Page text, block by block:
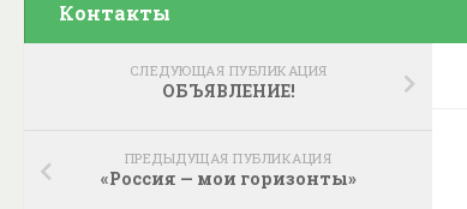
Контакты
СЛЕДУЮЩАЯ ПУБЛИКАЦИЯ
ОБЪЯВЛЕНИЕ!
ПРЕДЫДУЩАЯ ПУБЛИКАЦИЯ
«Россия — мои горизонты»